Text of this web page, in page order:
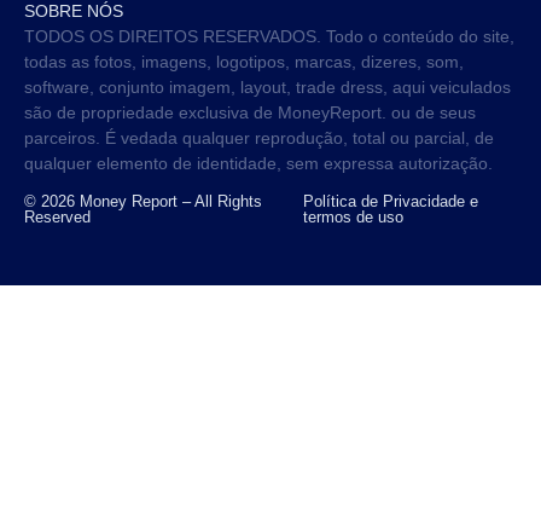
SOBRE NÓS
TODOS OS DIREITOS RESERVADOS. Todo o conteúdo do site,
todas as fotos, imagens, logotipos, marcas, dizeres, som,
software, conjunto imagem, layout, trade dress, aqui veiculados
são de propriedade exclusiva de MoneyReport. ou de seus
parceiros. É vedada qualquer reprodução, total ou parcial, de
qualquer elemento de identidade, sem expressa autorização.
© 2026 Money Report – All Rights
Reserved
Política de Privacidade e
termos de uso